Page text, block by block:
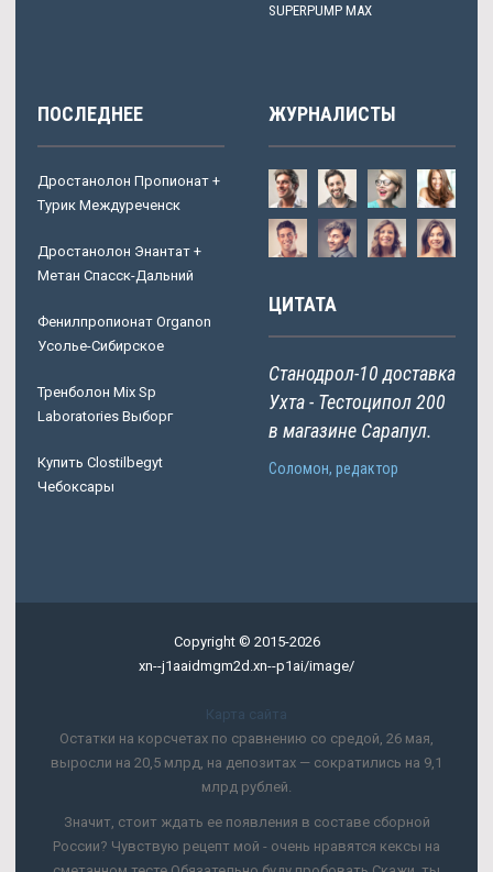
SUPERPUMP MAX
ПОСЛЕДНЕЕ
Дростанолон Пропионат +
Турик Междуреченск
Дростанолон Энантат +
Метан Спасск-Дальний
Фенилпропионат Organon
Усолье-Сибирское
Тренболон Mix Sp
Laboratories Выборг
Купить Clostilbegyt
Чебоксары
ЖУРНАЛИСТЫ
ЦИТАТА
Станодрол-10 доставка
Ухта - Тестоципол 200
в магазине Сарапул.
Соломон, редактор
Copyright © 2015-2026
xn--j1aaidmgm2d.xn--p1ai/image/
Карта сайта
Остатки на корсчетах по сравнению со средой, 26 мая,
выросли на 20,5 млрд, на депозитах — сократились на 9,1
млрд рублей.
Значит, стоит ждать ее появления в составе сборной
России? Чувствую рецепт мой - очень нравятся кексы на